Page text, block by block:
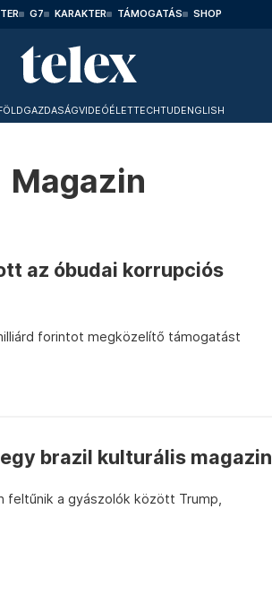
G7 KARAKTER TÁMOGATÁS SHOP
GAZDASÁGVIDEÓÉLETTECHTUDENGLISH
Magazin
az óbudai korrupciós
forintot megközelítő támogatást
brazil kulturális magazin
a gyászolók között Trump,